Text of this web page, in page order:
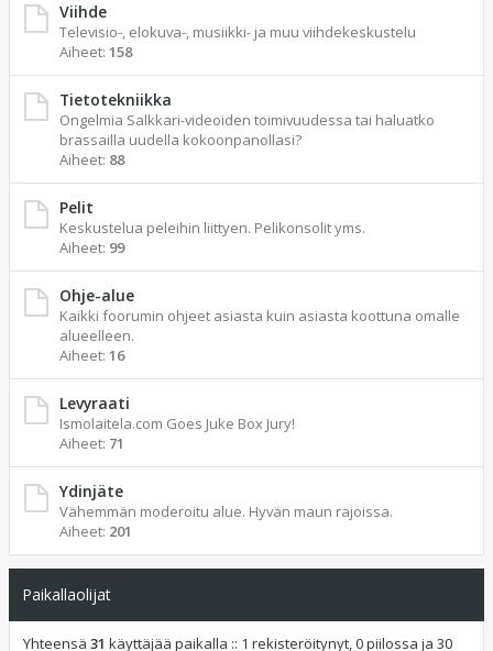
Viihde
Televisio-, elokuva-, musiikki- ja muu viihdekeskustelu
Aiheet: 158
Tietotekniikka
Ongelmia Salkkari-videoiden toimivuudessa tai haluatko
brassailla uudella kokoonpanollasi?
Aiheet: 88
Pelit
Keskustelua peleihin liittyen. Pelikonsolit yms.
Aiheet: 99
Ohje-alue
Kaikki foorumin ohjeet asiasta kuin asiasta koottuna omalle
alueelleen.
Aiheet: 16
Levyraati
Ismolaitela.com Goes Juke Box Jury!
Aiheet: 71
Ydinjäte
Vähemmän moderoitu alue. Hyvän maun rajoissa.
Aiheet: 201
Paikallaolijat
Yhteensä 31 käyttäjää paikalla :: 1 rekisteröitynyt, 0 piilossa ja 30